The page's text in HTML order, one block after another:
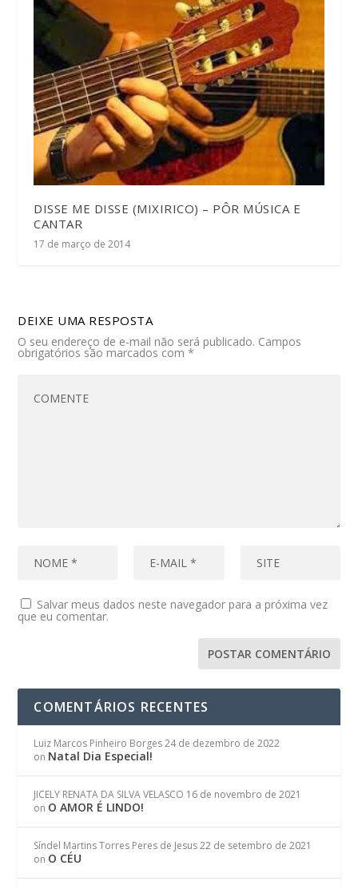
DISSE ME DISSE (MIXIRICO) – PÔR MÚSICA E
CANTAR
17 de março de 2014
DEIXE UMA RESPOSTA
O seu endereço de e-mail não será publicado. Campos
obrigatórios são marcados com*
Salvar meus dados neste navegador para a próxima vez
que eu comentar.
COMENTÁRIOS RECENTES
Luiz Marcos Pinheiro Borges 24 de dezembro de 2022
on Natal Dia Especial!
JICELY RENATA DA SILVA VELASCO 16 de novembro de 2021
on O AMOR É LINDO!
Síndel Martins Torres Peres de Jesus 22 de setembro de 2021
on O CÉU